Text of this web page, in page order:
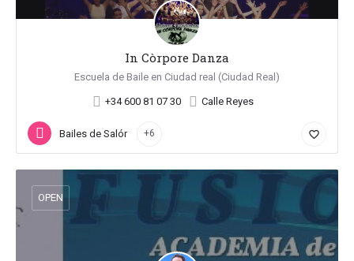
In Còrpore Danza
Escuela de Baile en Ciudad real (Ciudad Real)
+34 600 81 07 30 Calle Reyes
Bailes de Salón +6 favorite_border
OPEN